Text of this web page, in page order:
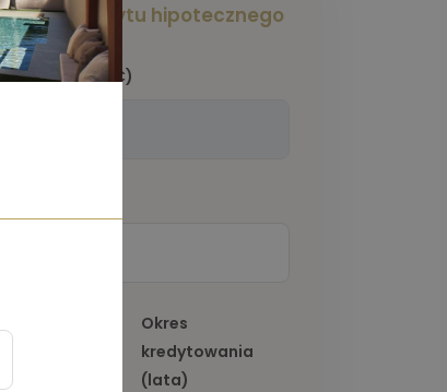
kredytu hipotecznego
całkowita(€)
Okres
kredytowania
(lata)